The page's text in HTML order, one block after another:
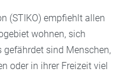
(STIKO) empfiehlt allen
wohnen, sich
sind Menschen,
oder in ihrer Freizeit viel